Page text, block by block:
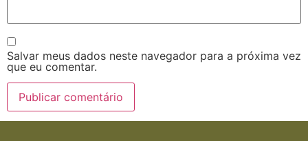
Salvar meus dados neste navegador para a próxima vez
que eu comentar.